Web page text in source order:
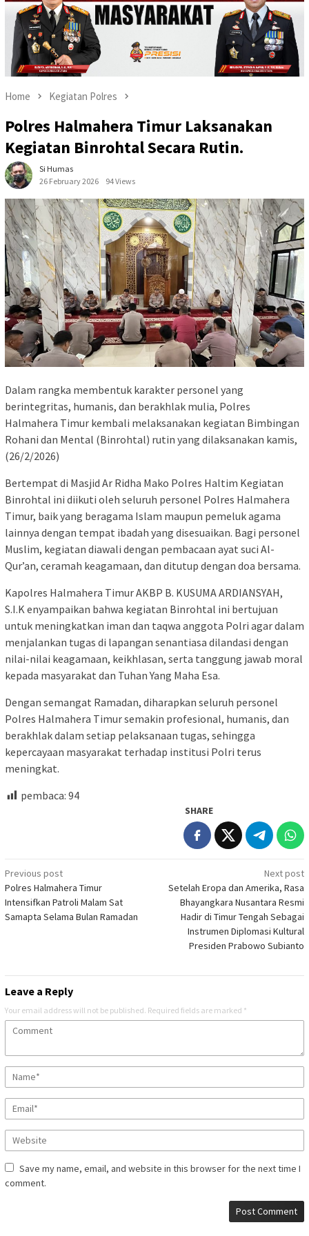
Home Kegiatan Polres
Polres Halmahera Timur Laksanakan
Kegiatan Binrohtal Secara Rutin.
Si Humas
26 February 2026
94 Views
Dalam rangka membentuk karakter personel yang
berintegritas, humanis, dan berakhlak mulia, Polres
Halmahera Timur kembali melaksanakan kegiatan Bimbingan
Rohani dan Mental (Binrohtal) rutin yang dilaksanakan kamis,
(26/2/2026)
Bertempat di Masjid Ar Ridha Mako Polres Haltim Kegiatan
Binrohtal ini diikuti oleh seluruh personel Polres Halmahera
Timur, baik yang beragama Islam maupun pemeluk agama
lainnya dengan tempat ibadah yang disesuaikan. Bagi personel
Muslim, kegiatan diawali dengan pembacaan ayat suci Al-
Qur’an, ceramah keagamaan, dan ditutup dengan doa bersama.
Kapolres Halmahera Timur AKBP B. KUSUMA ARDIANSYAH,
S.I.K enyampaikan bahwa kegiatan Binrohtal ini bertujuan
untuk meningkatkan iman dan taqwa anggota Polri agar dalam
menjalankan tugas di lapangan senantiasa dilandasi dengan
nilai-nilai keagamaan, keikhlasan, serta tanggung jawab moral
kepada masyarakat dan Tuhan Yang Maha Esa.
Dengan semangat Ramadan, diharapkan seluruh personel
Polres Halmahera Timur semakin profesional, humanis, dan
berakhlak dalam setiap pelaksanaan tugas, sehingga
kepercayaan masyarakat terhadap institusi Polri terus
meningkat.
pembaca: 94
SHARE
Post
navigation
Previous post
Polres Halmahera Timur
Intensifkan Patroli Malam Sat
Samapta Selama Bulan Ramadan
Next post
Setelah Eropa dan Amerika, Rasa
Bhayangkara Nusantara Resmi
Hadir di Timur Tengah Sebagai
Instrumen Diplomasi Kultural
Presiden Prabowo Subianto
Leave a Reply
Your email address will not be published. Required fields are marked *
Save my name, email, and website in this browser for the next time I
comment.